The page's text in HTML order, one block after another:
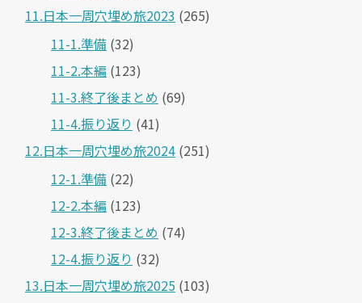
11.日本一周穴埋め旅2023 (265)
11-1.準備 (32)
11-2.本編 (123)
11-3.終了後まとめ (69)
11-4.振り返り (41)
12.日本一周穴埋め旅2024 (251)
12-1.準備 (22)
12-2.本編 (123)
12-3.終了後まとめ (74)
12-4.振り返り (32)
13.日本一周穴埋め旅2025 (103)